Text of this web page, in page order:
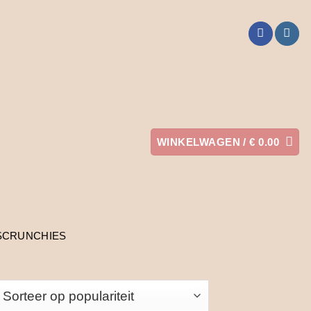
WINKELWAGEN /€ 0.00